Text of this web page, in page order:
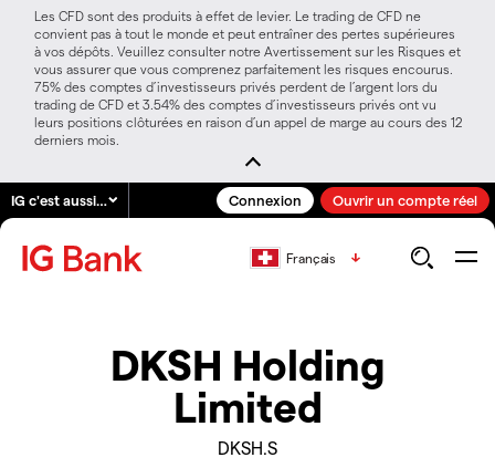
Les CFD sont des produits à effet de levier. Le trading de CFD ne
convient pas à tout le monde et peut entraîner des pertes supérieures
à vos dépôts. Veuillez consulter notre Avertissement sur les Risques et
vous assurer que vous comprenez parfaitement les risques encourus.
75% des comptes d’investisseurs privés perdent de l’argent lors du
trading de CFD et 3.54% des comptes d’investisseurs privés ont vu
leurs positions clôturées en raison d’un appel de marge au cours des 12
derniers mois.
IG c'est aussi… Connexion Ouvrir un compte réel
Français
DKSH Holding
Limited
DKSH.S